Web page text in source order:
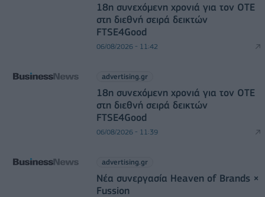
18η συνεχόμενη χρονιά για τον ΟΤΕ
στη διεθνή σειρά δεικτών
FTSE4Good
06/08/2026 - 11:42
advertising.gr
18η συνεχόμενη χρονιά για τον ΟΤΕ
στη διεθνή σειρά δεικτών
FTSE4Good
06/08/2026 - 11:39
advertising.gr
Νέα συνεργασία Heaven of Brands ×
Fussion